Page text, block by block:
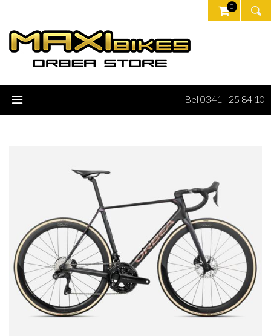
0
Bel 0341 - 25 84 10